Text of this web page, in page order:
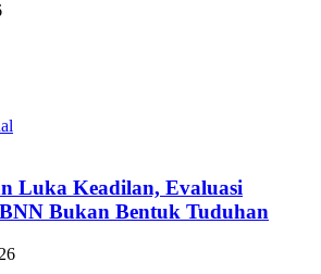
Luka Keadilan, Evaluasi
Bukan Bentuk Tuduhan